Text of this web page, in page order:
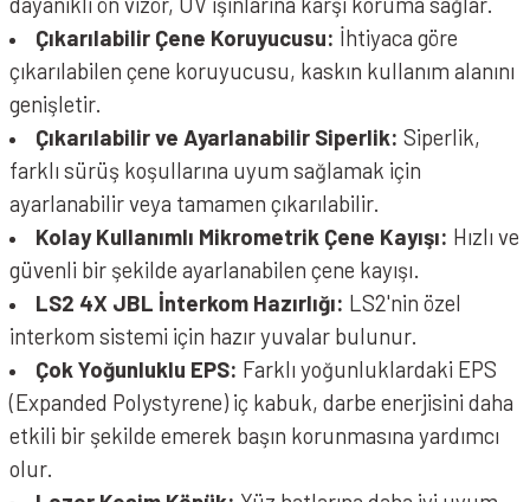
Çıkarılabilir Çene Koruyucusu: İhtiyaca göre
çıkarılabilen çene koruyucusu, kaskın kullanım alanını
genişletir.
Çıkarılabilir ve Ayarlanabilir Siperlik: Siperlik,
farklı sürüş koşullarına uyum sağlamak için
ayarlanabilir veya tamamen çıkarılabilir.
Kolay Kullanımlı Mikrometrik Çene Kayışı: Hızlı ve
güvenli bir şekilde ayarlanabilen çene kayışı.
LS2 4X JBL İnterkom Hazırlığı: LS2'nin özel
interkom sistemi için hazır yuvalar bulunur.
Çok Yoğunluklu EPS: Farklı yoğunluklardaki EPS
(Expanded Polystyrene) iç kabuk, darbe enerjisini daha
etkili bir şekilde emerek başın korunmasına yardımcı
olur.